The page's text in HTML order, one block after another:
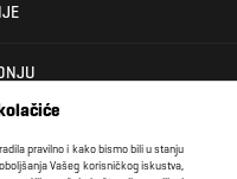
pravilno i kako bismo bili u stanju
Vašeg korisničkog iskustva,